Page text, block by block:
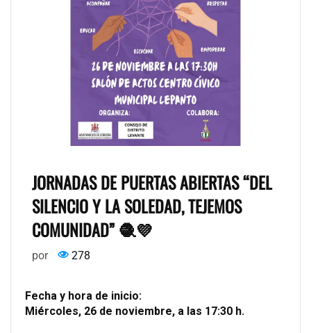
JORNADAS DE PUERTAS ABIERTAS “DEL
SILENCIO Y LA SOLEDAD, TEJEMOS
COMUNIDAD” 🧶💜
por 278
Fecha y hora de inicio:
Miércoles, 26 de noviembre, a las 17:30 h.